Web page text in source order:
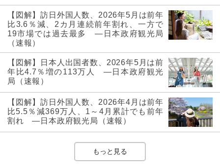
【図解】訪日外国人数、2026年5月は前年
比3.6％減、2カ月連続前年割れ、一方で
19市場では過去最多 ―日本政府観光局
（速報）
【図解】日本人出国者数、2026年5月は前
年比4.7％増の113万人 ―日本政府観光
局（速報）
【図解】訪日外国人数、2026年4月は前年
比5.5％減369万人、1～4月累計でも前年
割れ ―日本政府観光局（速報）
もっと見る